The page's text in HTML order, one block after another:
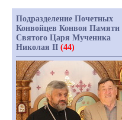
Подразделение Почетных
Конвойцев Конвоя Памяти
Святого Царя Мученика
Николая II (44)